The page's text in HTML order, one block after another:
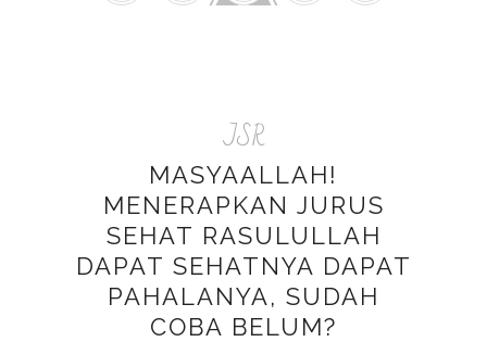
JSR
MASYAALLAH!
MENERAPKAN JURUS
SEHAT RASULULLAH
DAPAT SEHATNYA DAPAT
PAHALANYA, SUDAH
COBA BELUM?